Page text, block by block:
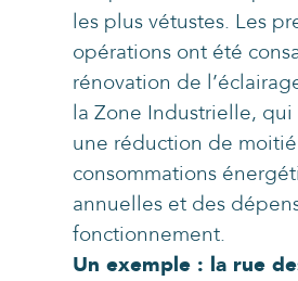
les plus vétustes. Les
opérations ont été
rénovation de
la Zone Industrielle,
une réduction de
consommations
annuelles et des
fonctionnement.
Un exemple : la rue